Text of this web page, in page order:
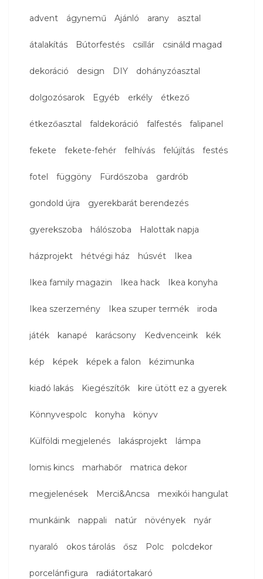
advent ágynemű Ajánló arany asztal
átalakítás Bútorfestés csillár csináld magad
dekoráció design DIY dohányzóasztal
dolgozósarok Egyéb erkély étkező
étkezőasztal faldekoráció falfestés falipanel
fekete fekete-fehér felhívás felújítás festés
fotel függöny Fürdőszoba gardrób
gondold újra gyerekbarát berendezés
gyerekszoba hálószoba Halottak napja
házprojekt hétvégi ház húsvét Ikea
Ikea family magazin Ikea hack Ikea konyha
Ikea szerzemény Ikea szuper termék iroda
játék kanapé karácsony Kedvenceink kék
kép képek képek a falon kézimunka
kiadó lakás Kiegészítők kire ütött ez a gyerek
Könnyvespolc konyha könyv
Külföldi megjelenés lakásprojekt lámpa
lomis kincs marhabőr matrica dekor
megjelenések Merci&Ancsa mexikói hangulat
munkáink nappali natúr növények nyár
nyaraló okos tárolás ősz Polc polcdekor
porcelánfigura radiátortakaró